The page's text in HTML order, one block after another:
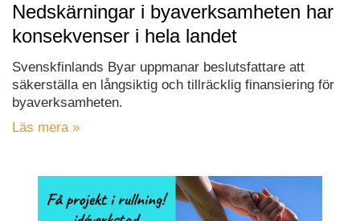
Nedskärningar i byaverksamheten har
konsekvenser i hela landet
Svenskfinlands Byar uppmanar beslutsfattare att
säkerställa en långsiktig och tillräcklig finansiering för
byaverksamheten.
Läs mera »